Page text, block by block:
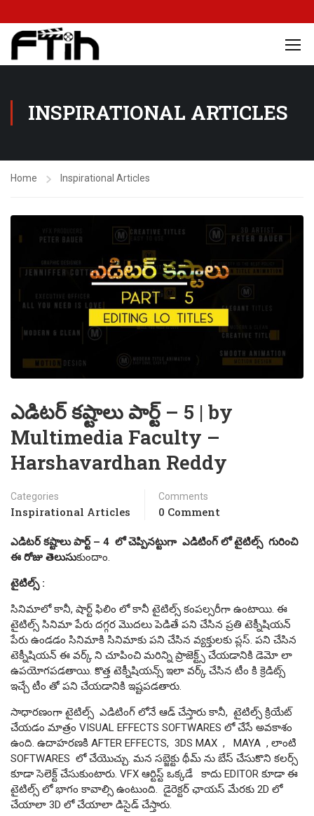
INSPIRATIONAL ARTICLES
Home Inspirational Articles
ఎడిటర్ కష్టాలు పార్ట్ – 5 | by
Multimedia Faculty –
Harshavardhan Reddy
Categories
Inspirational Articles
Comments
0 Comment
ఎడిటర్ కష్టాలు పార్ట్ – 4 లో చెప్పినట్టుగా ఎడిటింగ్ లో టైటిల్స్ గురించి
ఈ రోజు తెలుసుకుందాం.
టైటిల్స్ :
సినిమాలో కానీ, షార్ట్ ఫిలిం లో కానీ టైటిల్స్ కంపల్సరీగా ఉంటాయి. ఈ
టైటిల్స్ సినిమా పేరు దగ్గర మొదలు పెడితే పని చేసిన ప్రతి టెక్నీషియన్
పేరు ఉండడం సినిమాకి సినిమాకు పని చేసిన వ్యక్తులకు ప్లస్. పని చేసిన
టెక్నీషియన్ ఈ వర్క్ ని చూపించి మరిన్ని ప్రాజెక్ట్స్ చేయడానికి డెమో లా
ఉపయోగపడతాయి. కొత్త టెక్నీషియన్స్ ఇలా వర్క్ చేసిన టీం కి క్రెడిట్స్
ఇచ్చే టీం తో పని చేయడానికి ఇష్టపడతారు.
సాధారణంగా టైటిల్స్ ఎడిటింగ్ లోనే ఆడ్ చేస్తారు కానీ, టైటిల్స్ క్రియేట్
చేయడం మాత్రం VISUAL EFFECTS SOFTWARES లో చేసే అవకాశం
ఉంది. ఉదాహరణకి AFTER EFFECTS, 3DS MAX , MAYA , లాంటి
SOFTWARES లో చేయొచ్చు. మన సబ్జెక్టు థీమ్ ను బేస్ చేసుకొని కలర్స్
కూడా సెలెక్ట్ చేసుకుంటారు. VFX ఆర్టిస్ట్ ఒక్కడే కాదు EDITOR కూడా ఈ
టైటిల్స్ లో భాగం కావాల్సి ఉంటుంది. డైరెక్టర్ ఛాయస్ మేరకు 2D లో
చేయాలా 3D లో చేయాలా డిసైడ్ చేస్తారు.